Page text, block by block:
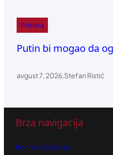
Politika
Putin bi mogao da
avgust 7, 2026.Stefan Ristić
Brza navigacija
Kontaktirajte nas